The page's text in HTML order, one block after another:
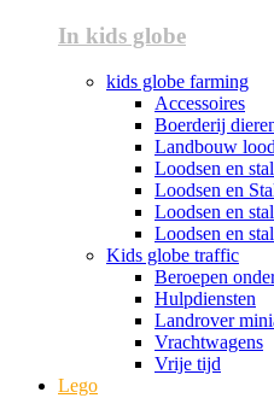
In kids globe
kids globe farming
Accessoires
Boerderij
Landbouw
Loodsen en
Loodsen en
Loodsen en
Loodsen en
Kids globe traffic
Beroepen
Hulpdiensten
Landrover
Vrachtwagens
Vrije tijd
Lego